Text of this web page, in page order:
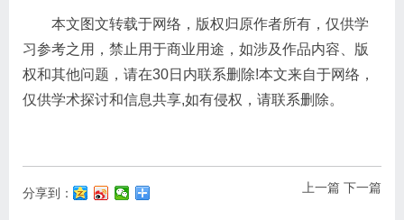
本文图文转载于网络，版权归原作者所有，仅供学
习参考之用，禁止用于商业用途，如涉及作品内容、版
权和其他问题，请在30日内联系删除!本文来自于网络，
仅供学术探讨和信息共享,如有侵权，请联系删除。
上一篇 下一篇
分享到：